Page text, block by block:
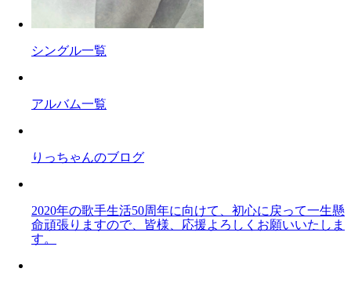
シングル一覧
アルバム一覧
りっちゃんのブログ
2020年の歌手生活50周年に向けて、初心に戻って一生懸
命頑張りますので、皆様、応援よろしくお願いいたしま
す。